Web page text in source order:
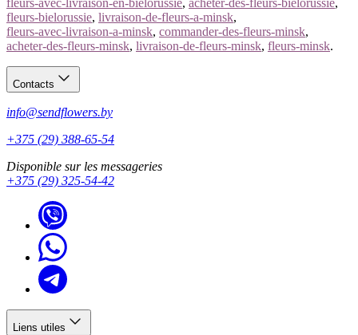
fleurs-avec-livraison-en-bielorussie, acheter-des-fleurs-bielorussie,
fleurs-bielorussie, livraison-de-fleurs-a-minsk,
fleurs-avec-livraison-a-minsk, commander-des-fleurs-minsk,
acheter-des-fleurs-minsk, livraison-de-fleurs-minsk, fleurs-minsk.
Contacts
info@sendflowers.by
+375 (29) 388-65-54
Disponible sur les messageries
+375 (29) 325-54-42
Liens utiles